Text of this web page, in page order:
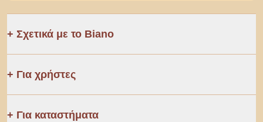
Σχετικά με το Biano
Για χρήστες
Για καταστήματα